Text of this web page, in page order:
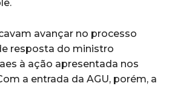
avançar no processo
resposta do ministro
à ação apresentada nos
a entrada da AGU, porém, a